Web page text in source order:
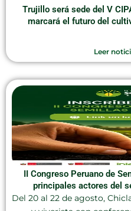
Trujillo será sede del V
marcará el futuro del
Leer
II Congreso Peruano de
principales actores del
Del 20 al 22 de agosto,